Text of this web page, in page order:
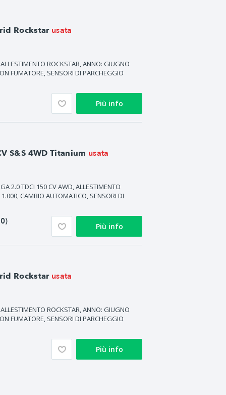
Rockstar usata
ROCKSTAR, ANNO: GIUGNO
FUMATORE, SENSORI DI PARCHEGGIO
Più info
S&S 4WD Titanium usata
2.0 TDCI 150 CV AWD, ALLESTIMENTO
CAMBIO AUTOMATICO, SENSORI DI
Più info
Rockstar usata
ROCKSTAR, ANNO: GIUGNO
FUMATORE, SENSORI DI PARCHEGGIO
Più info